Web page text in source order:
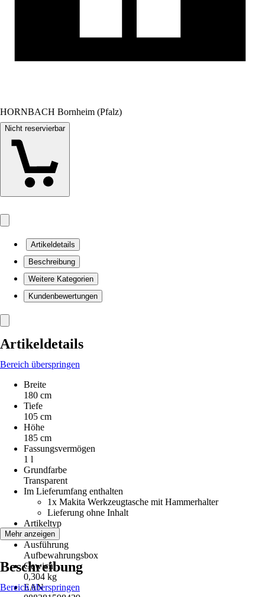
HORNBACH Bornheim (Pfalz)
Nicht reservierbar
Artikeldetails
Beschreibung
Weitere Kategorien
Kundenbewertungen
Artikeldetails
Bereich überspringen
Breite
180 cm
Tiefe
105 cm
Höhe
185 cm
Fassungsvermögen
1 l
Grundfarbe
Transparent
Im Lieferumfang enthalten
1x Makita Werkzeugtasche mit Hammerhalter
Lieferung ohne Inhalt
Artikeltyp
Box
Ausführung
Aufbewahrungsbox
Gewicht
0,304 kg
EAN
Mehr anzeigen
Beschreibung
Bereich überspringen